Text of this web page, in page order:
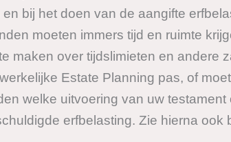
bij het doen van de aangifte
moeten immers tijd en ruimte
maken over tijdslimieten en andere
Estate Planning pas, of
welke uitvoering van uw testament
erfbelasting. Zie hierna ook